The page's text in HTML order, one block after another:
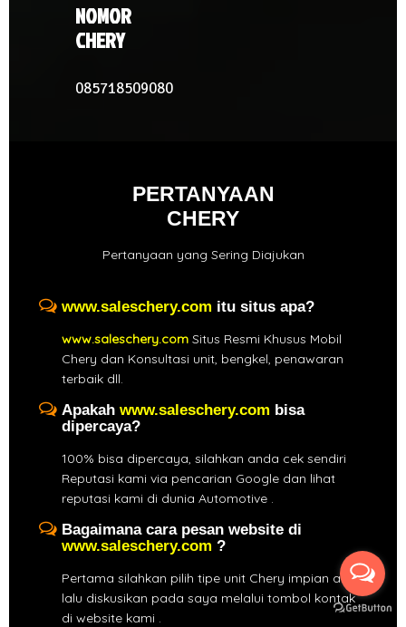
NOMOR
CHERY
085718509080
PERTANYAAN
CHERY
Pertanyaan yang Sering Diajukan
www.saleschery.com itu situs apa?
www.saleschery.com Situs Resmi Khusus Mobil
Chery dan Konsultasi unit, bengkel, penawaran
terbaik dll.
Apakah www.saleschery.com bisa
dipercaya?
100% bisa dipercaya, silahkan anda cek sendiri
Reputasi kami via pencarian Google dan lihat
reputasi kami di dunia Automotive .
Bagaimana cara pesan website di
www.saleschery.com ?
Pertama silahkan pilih tipe unit Chery impian anda,
lalu diskusikan pada saya melalui tombol kontak
di website kami .